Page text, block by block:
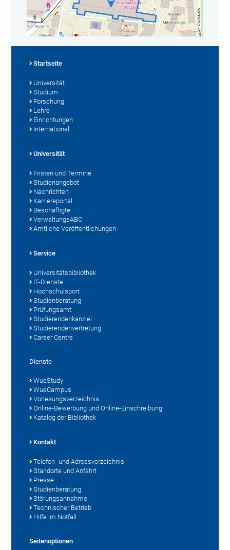
Startseite
Universität
Studium
Forschung
Lehre
Einrichtungen
International
Universität
Fristen und Termine
Studienangebot
Nachrichten
Karriereportal
Beschäftigte
VerwaltungsABC
Amtliche Veröffentlichungen
Service
Universitätsbibliothek
IT-Dienste
Hochschulsport
Studienberatung
Prüfungsamt
Studierendenkanzlei
Studierendenvertretung
Career Centre
Dienste
WueStudy
WueCampus
Vorlesungsverzeichnis
Online-Bewerbung und Online-Einschreibung
Katalog der Bibliothek
Kontakt
Telefon- und Adressverzeichnis
Standorte und Anfahrt
Presse
Studienberatung
Störungsannahme
Technischer Betrieb
Hilfe im Notfall
Seitenoptionen